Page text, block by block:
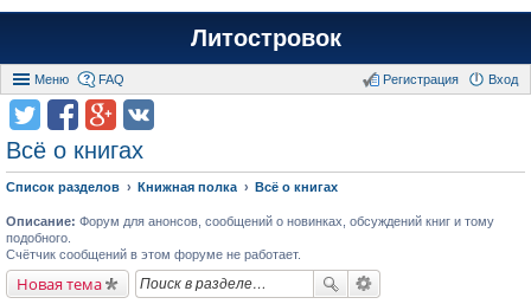
Литостровок
Меню FAQ Вход
Регистрация
Всё о книгах
Список разделов Книжная полка Всё о книгах
Описание: Форум для анонсов, сообщений о новинках, обсуждений книг и тому
подобного.
Счётчик сообщений в этом форуме не работает.
Новая тема